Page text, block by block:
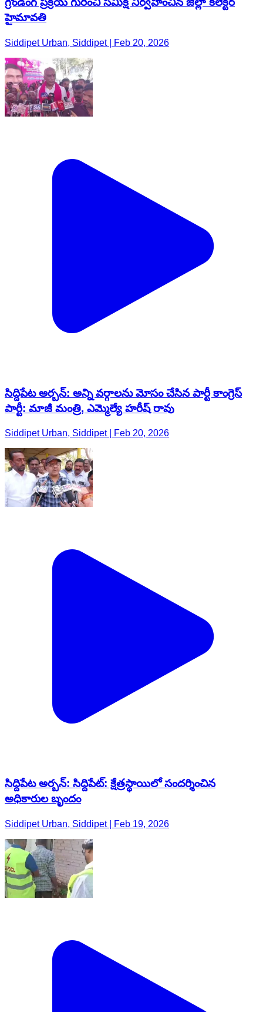
హైమావతి
Siddipet Urban, Siddipet | Feb 20, 2026
సిద్దిపేట అర్బన్: అన్ని వర్గాలను మోసం చేసిన పార్టీ కాంగ్రెస్
పార్టీ: మాజీ మంత్రి, ఎమ్మెల్యే హరీష్ రావు
Siddipet Urban, Siddipet | Feb 20, 2026
సిద్దిపేట అర్బన్: సిద్దిపేట్: క్షేత్రస్థాయిలో సందర్శించిన
అధికారుల బృందం
Siddipet Urban, Siddipet | Feb 19, 2026